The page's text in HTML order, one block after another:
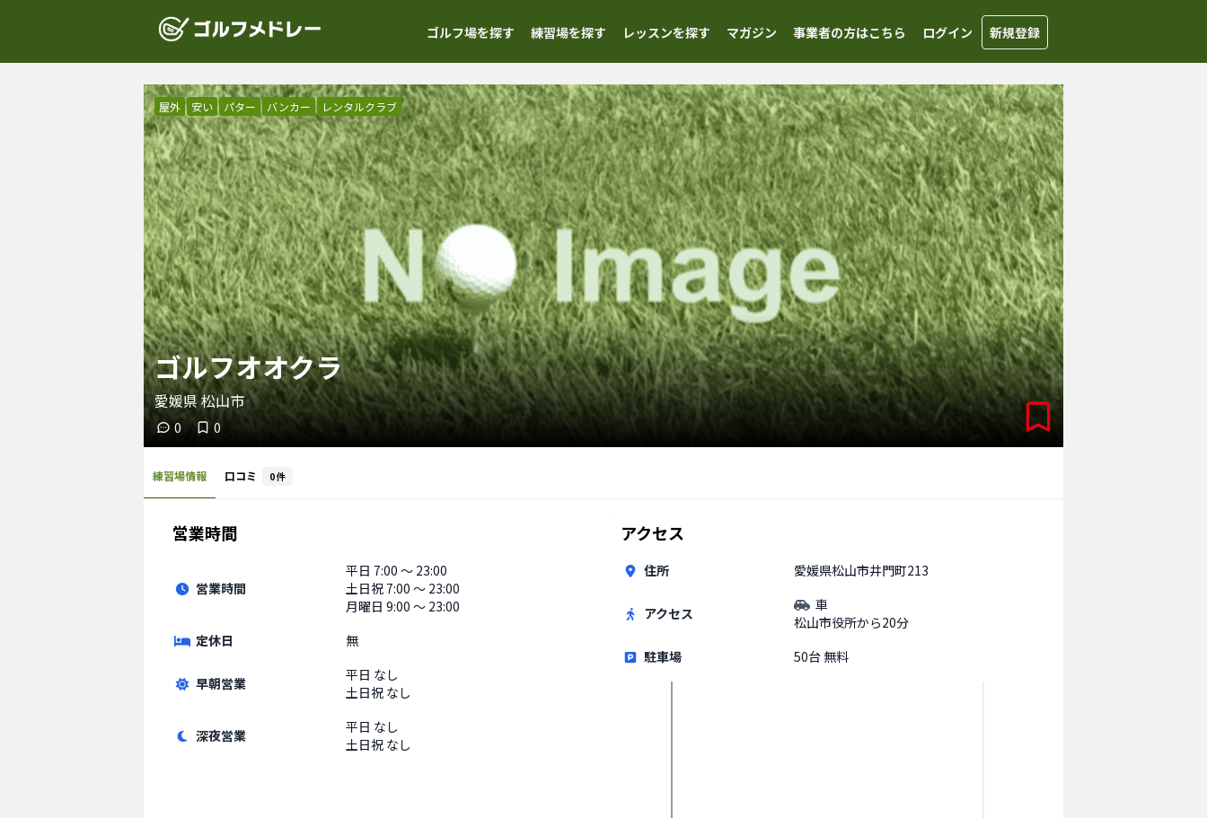
ゴルフ場を探す 練習場を探す レッスンを探す マガジン 事業者の方はこちら ログイン 新規登録
屋外 安い パター バンカー レンタルクラブ
ゴルフオオクラ
愛媛県松山市
0 0
練習場情報 口コミ 0件
営業時間
営業時間
平日 7:00 〜 23:00
土日祝 7:00 〜 23:00
月曜日 9:00 〜 23:00
定休日
無
早朝営業 平日 なし
土日祝 なし
深夜営業 平日 なし
土日祝 なし
アクセス
住所 愛媛県松山市井門町213
アクセス
車
松山市役所から20分
駐車場
50台 無料